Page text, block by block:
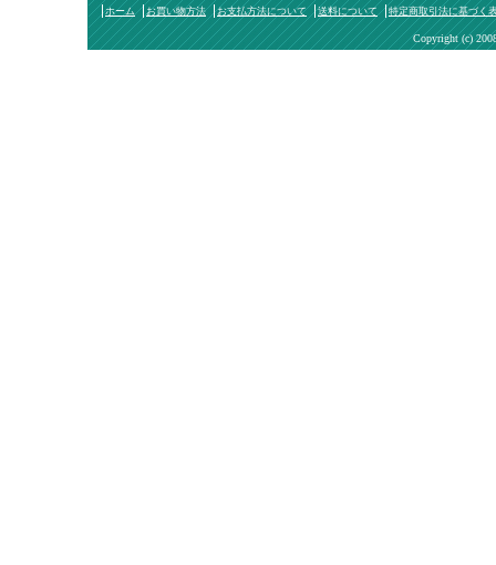
ホーム お買い物方法 お支払方法について 送料について 特定商取引法に基づく
Copyright (c)